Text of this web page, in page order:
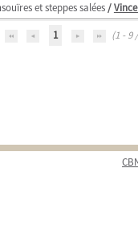
et steppes salées/
1
(1 - 9